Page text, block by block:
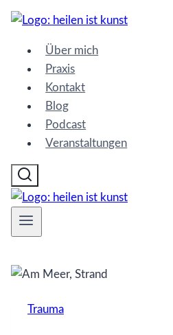
Zum
springen
Über mich
Praxis
Kontakt
Blog
Podcast
Veranstaltungen
Trauma